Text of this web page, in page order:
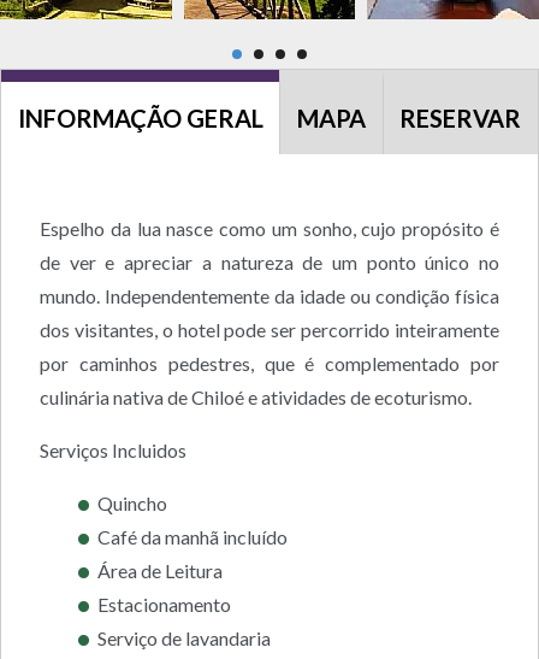
INFORMAÇÃO GERAL MAPA RESERVAR
Espelho da lua nasce como um sonho, cujo propósito é
de ver e apreciar a natureza de um ponto único no
mundo. Independentemente da idade ou condição física
dos visitantes, o hotel pode ser percorrido inteiramente
por caminhos pedestres, que é complementado por
culinária nativa de Chiloé e atividades de ecoturismo.
Serviços Incluidos
Quincho
Café da manhã incluído
Área de Leitura
Estacionamento
Serviço de lavandaria